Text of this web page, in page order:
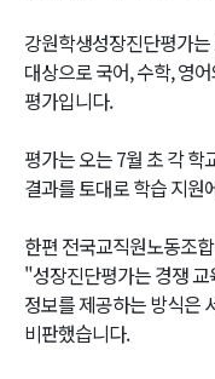
강원학생성장진단평가
대상으로 국어, 수학, 영
평가입니다.
평가는 오는 7월 초 각
결과를 토대로 학습 지원
한편 전국교직원노동조
"성장진단평가는 경쟁
정보를 제공하는 방식은
비판했습니다.